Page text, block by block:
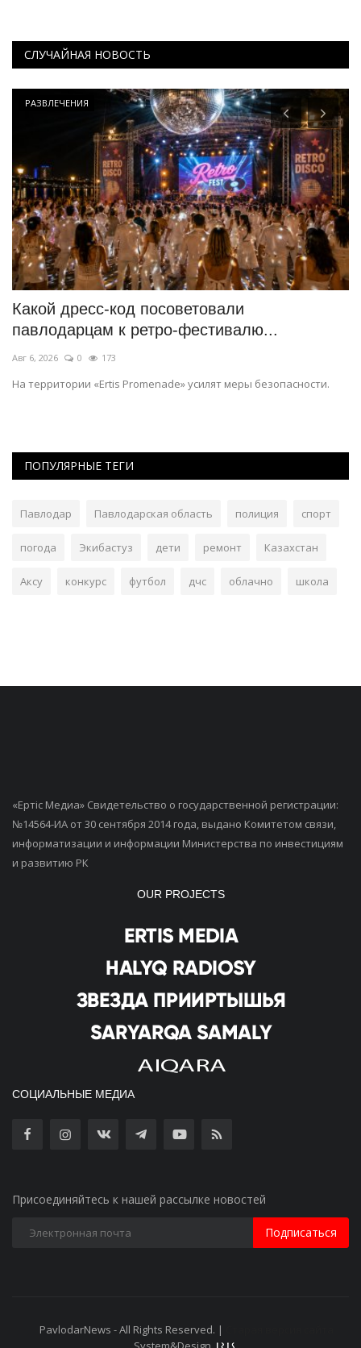
СЛУЧАЙНАЯ НОВОСТЬ
РАЗВЛЕЧЕНИЯ
Какой дресс-код посоветовали
павлодарцам к ретро-фестивалю...
Авг 6, 2026 0 173
На территории «Ertis Promenade» усилят меры безопасности.
ПОПУЛЯРНЫЕ ТЕГИ
Павлодар Павлодарская область полиция спорт
погода Экибастуз дети ремонт Казахстан
Аксу конкурс футбол дчс облачно школа
«Ертiс Медиа» Свидетельство о государственной регистрации:
№14564-ИА от 30 сентября 2014 года, выдано Комитетом связи,
информатизации и информации Министерства по инвестициям
и развитию РК
OUR PROJECTS
СОЦИАЛЬНЫЕ МЕДИА
Присоединяйтесь к нашей рассылке новостей
Подписаться
PavlodarNews - All Rights Reserved. |